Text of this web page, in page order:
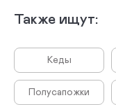
Также ищут:
Кеды
Полусапожки